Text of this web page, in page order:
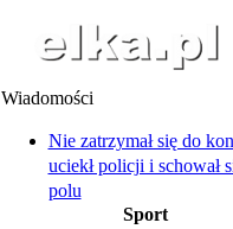
Wiadomości
Nie zatrzymał się do
uciekł policji i schował
polu
A po weselu... festiwal
Sport